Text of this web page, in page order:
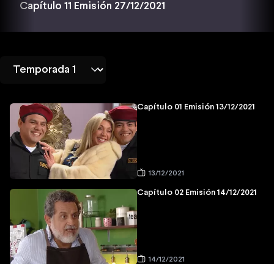
Capítulo 11 Emisión 27/12/2021
Capítulo 01 Emisión 13/12/2021
13/12/2021
Capítulo 02 Emisión 14/12/2021
14/12/2021